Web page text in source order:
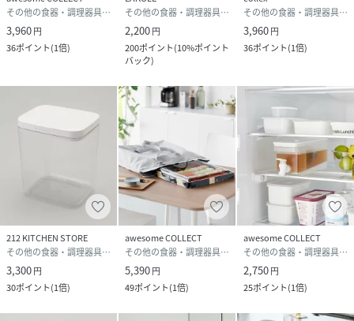
その他の食器・調理器具・キッチン用品
3,960円
36ポイント(1倍)
その他の食器・調理器具・キッチン用品
2,200円
200ポイント(10%ポイント
バック)
その他の食器・調理器具・キッチン用品
3,960円
36ポイント(1倍)
212 KITCHEN STORE
その他の食器・調理器具・キッチン用品
3,300円
30ポイント(1倍)
awesome COLLECT
その他の食器・調理器具・キッチン用品
5,390円
49ポイント(1倍)
awesome COLLECT
その他の食器・調理器具・キッチン用品
2,750円
25ポイント(1倍)